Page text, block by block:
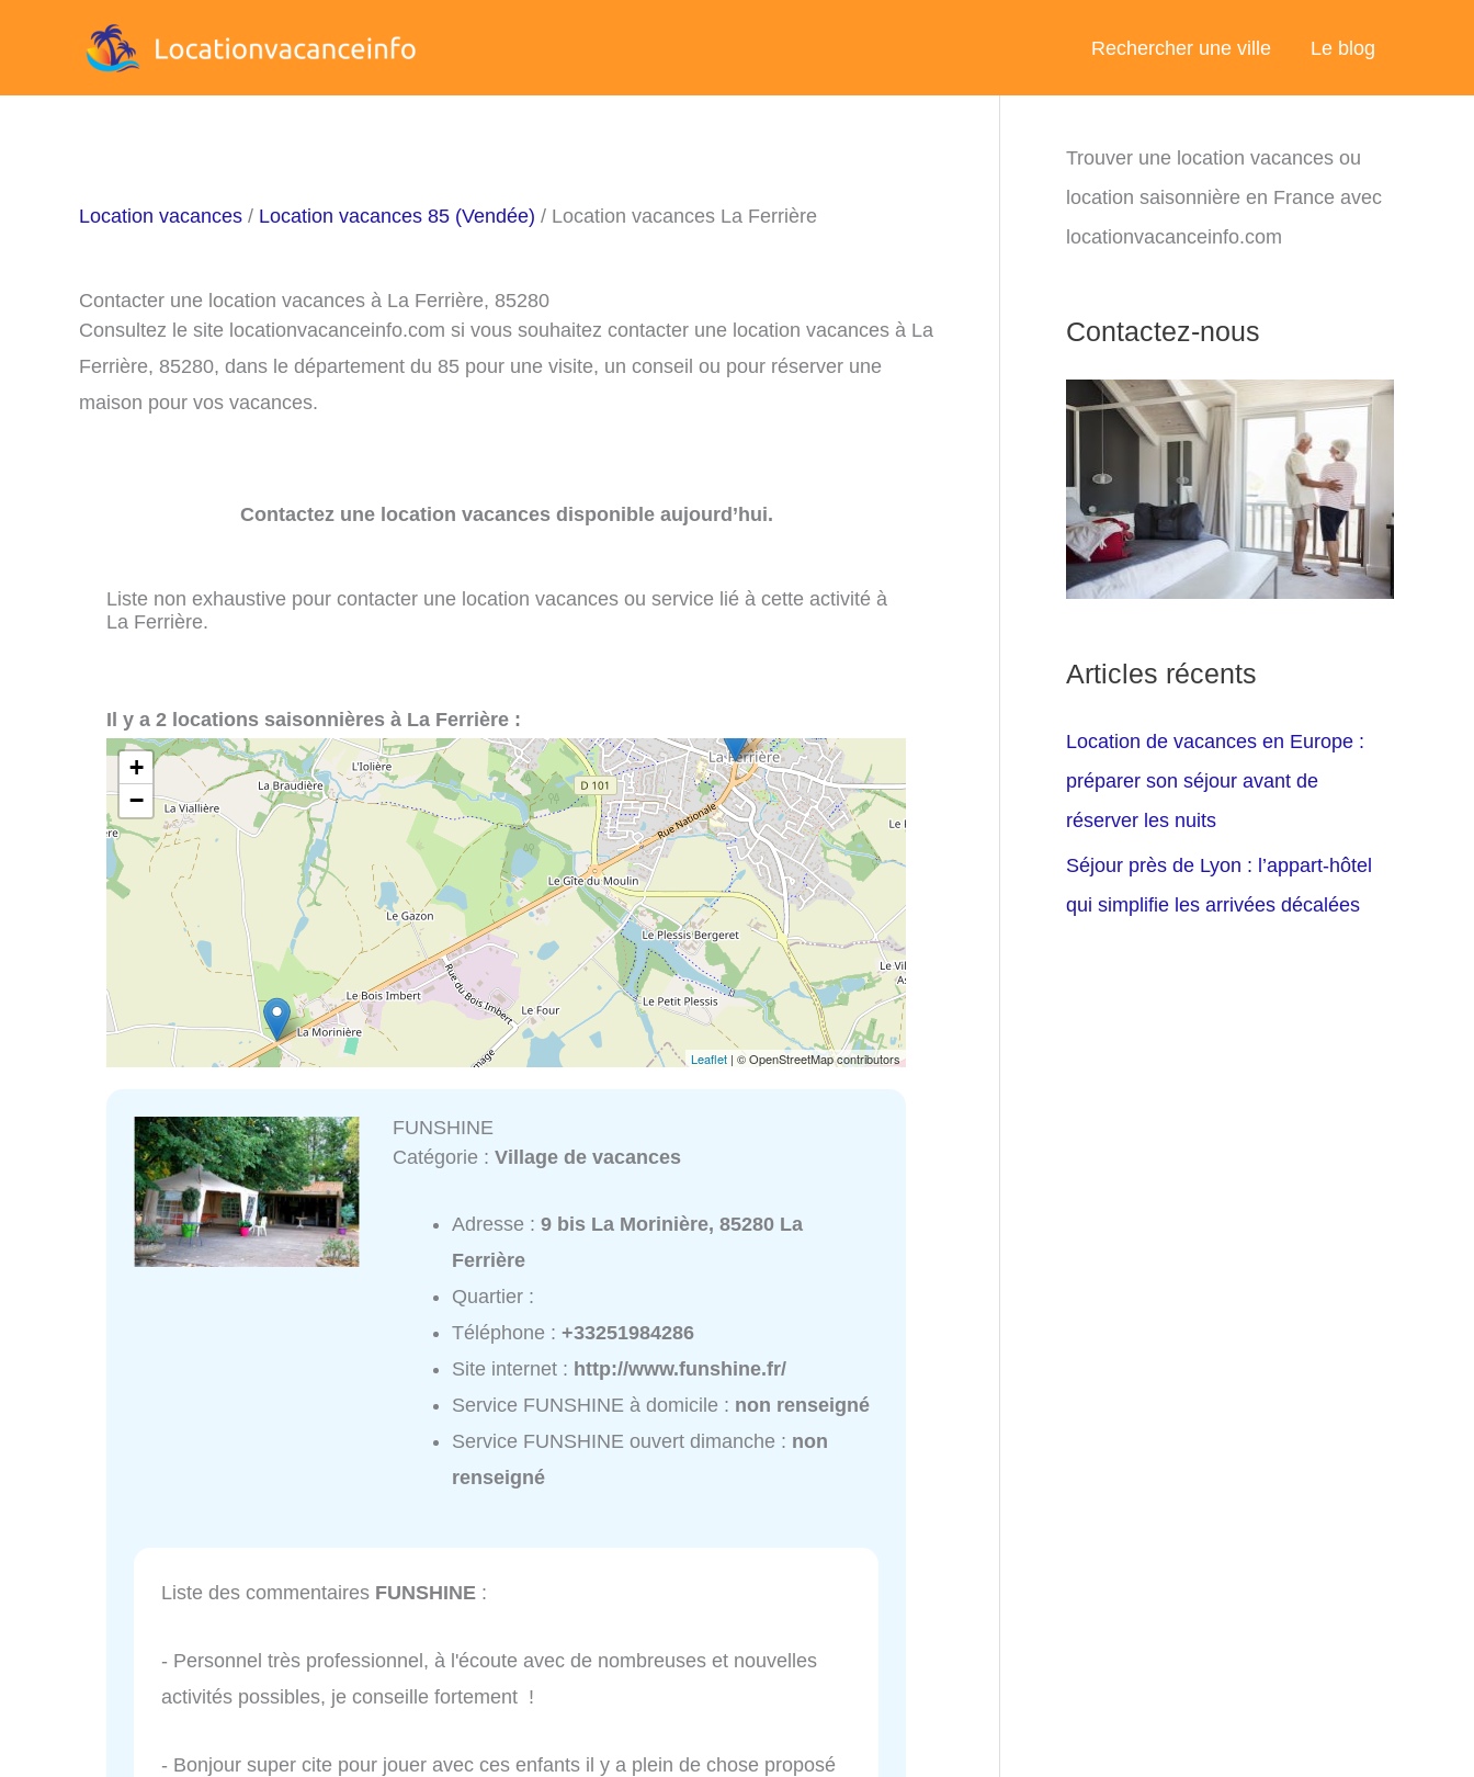
Rechercher une ville Le blog
Location vacances / Location vacances 85 (Vendée) / Location vacances La Ferrière
Contacter une location vacances à La Ferrière, 85280
Consultez le site locationvacanceinfo.com si vous souhaitez contacter une location vacances à La
Ferrière, 85280, dans le département du 85 pour une visite, un conseil ou pour réserver une
maison pour vos vacances.
Contactez une location vacances disponible aujourd’hui.
Liste non exhaustive pour contacter une location vacances ou service lié à cette activité à
La Ferrière.
Il y a 2 locations saisonnières à La Ferrière :
+
−
Leaflet | © OpenStreetMap contributors
FUNSHINE
Catégorie :Village de vacances
Adresse :9 bis La Morinière, 85280 La
Ferrière
Quartier :
Téléphone :+33251984286
Site internet : http://www.funshine.fr/
Service FUNSHINE à domicile : non renseigné
Service FUNSHINE ouvert dimanche : non
renseigné
Liste des commentaires FUNSHINE :
- Personnel très professionnel, à l'écoute avec de nombreuses et nouvelles
activités possibles, je conseille fortement !
- Bonjour super cite pour jouer avec ces enfants il y a plein de chose proposé
Trouver une location vacances ou
location saisonnière en France avec
locationvacanceinfo.com
Contactez-nous
Articles récents
Location de vacances en Europe :
préparer son séjour avant de
réserver les nuits
Séjour près de Lyon : l’appart-hôtel
qui simplifie les arrivées décalées